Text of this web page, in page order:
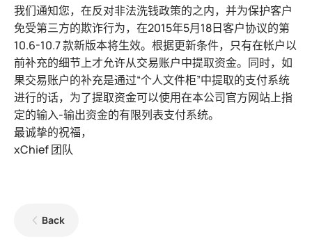
我们通知您，在反对非法洗钱政策的之内，并为保护客户
免受第三方的欺诈行为，在2015年5月18日客户协议的第
10.6-10.7 款新版本将生效。根据更新条件，只有在帐户以
前补充的细节上才允许从交易账户中提取资金。同时，如
果交易账户的补充是通过“个人文件柜”中提取的支付系统
进行的话，为了提取资金可以使用在本公司官方网站上指
定的输入-输出资金的有限列表支付系统。
最诚挚的祝福，
xChief 团队
Back